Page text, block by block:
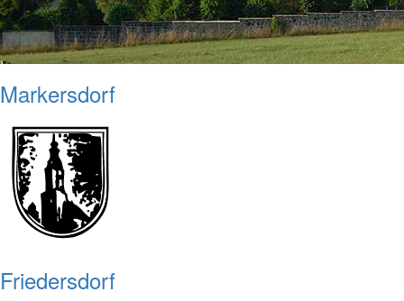
Markersdorf
Friedersdorf